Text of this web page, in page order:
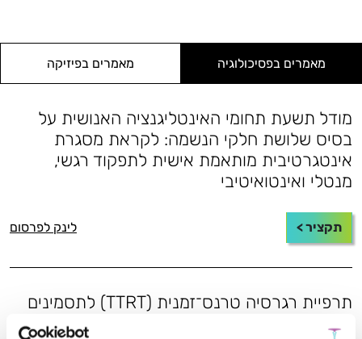
מאמרים בפסיכולוגיה מאמרים בפיזיקה
מודל תשעת תחומי האינטליגנציה האנושית על
בסיס שלושת חלקי הנשמה: לקראת מסגרת
אינטגרטיבית מותאמת אישית לתפקוד רגשי,
מנטלי ואינטואיטיבי
תקציר > לינק לפרסום
תרפיית רגרסיה טרנס־זמנית (TTRT) לתסמינים
הקשורים לטראומה: מסגרת חקר